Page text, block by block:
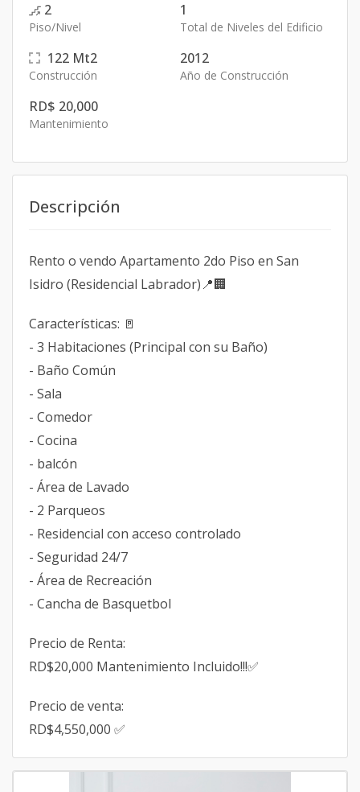
2
Piso/Nivel
1
Total de Niveles del Edificio
122 Mt2
Construcción
2012
Año de Construcción
RD$ 20,000
Mantenimiento
Descripción
Rento o vendo Apartamento 2do Piso en San
Isidro (Residencial Labrador)📍🏢
Características: 🚪
- 3 Habitaciones (Principal con su Baño)
- Baño Común
- Sala
- Comedor
- Cocina
- ⁠balcón
- Área de Lavado
- 2 Parqueos
- Residencial con acceso controlado
- Seguridad 24/7
- Área de Recreación
- Cancha de Basquetbol
Precio de Renta:
RD$20,000 Mantenimiento Incluido!!!✅
Precio de venta:
RD$4,550,000 ✅